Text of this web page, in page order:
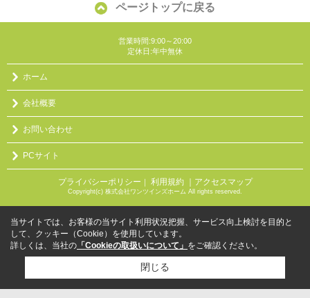
ページトップに戻る
営業時間:9:00～20:00
定休日:年中無休
ホーム
会社概要
お問い合わせ
PCサイト
プライバシーポリシー ｜ 利用規約 ｜アクセスマップ
Copyright(c) 株式会社ワンツインズホーム All rights reserved.
当サイトでは、お客様の当サイト利用状況把握、サービス向上検討を目的と
して、クッキー（Cookie）を使用しています。
詳しくは、当社の 「Cookieの取扱いについて」 をご確認ください。
閉じる